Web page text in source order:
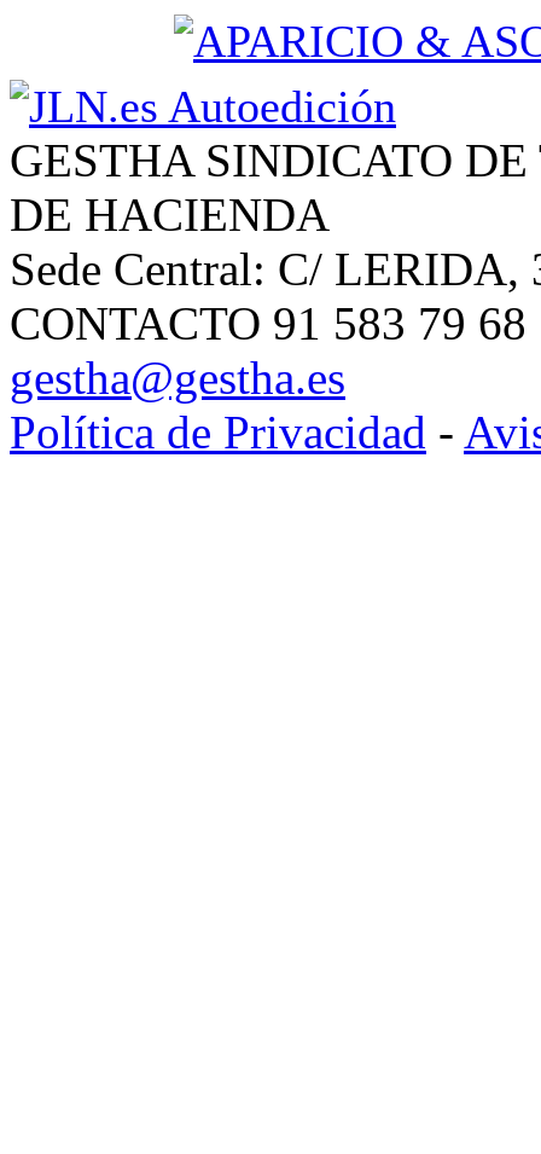
GESTHA SINDICATO
DE HACIENDA
Sede Central: C/
CONTACTO 91 583 79
gestha@gestha.es
Política de Privacidad -